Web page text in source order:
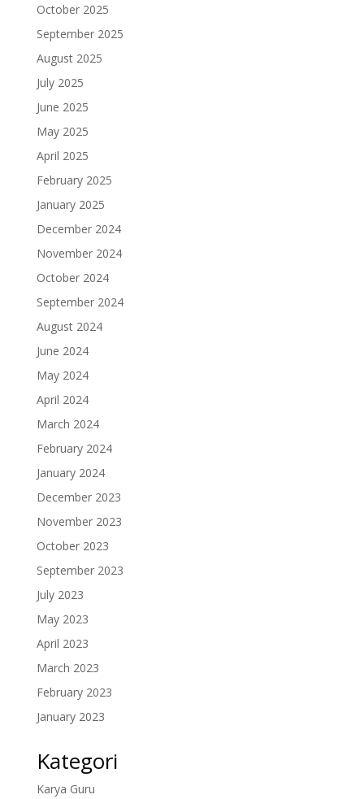
October 2025
September 2025
August 2025
July 2025
June 2025
May 2025
April 2025
February 2025
January 2025
December 2024
November 2024
October 2024
September 2024
August 2024
June 2024
May 2024
April 2024
March 2024
February 2024
January 2024
December 2023
November 2023
October 2023
September 2023
July 2023
May 2023
April 2023
March 2023
February 2023
January 2023
Kategori
Karya Guru